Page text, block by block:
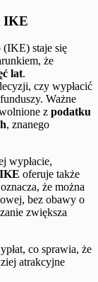
IKE
(IKE) staje się
że
lat.
czy wypłacić
Ważne
z podatku
, znanego
wypłacie,
IKE oferuje także
że można
bez obawy o
zwiększa
co sprawia, że
atrakcyjne